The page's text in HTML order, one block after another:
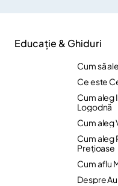
Educație & Ghiduri
Cum să
Ce este
Cum aleg
Logodnă
Cum aleg
Cum aleg
Preţioase
Cum aflu
Despre